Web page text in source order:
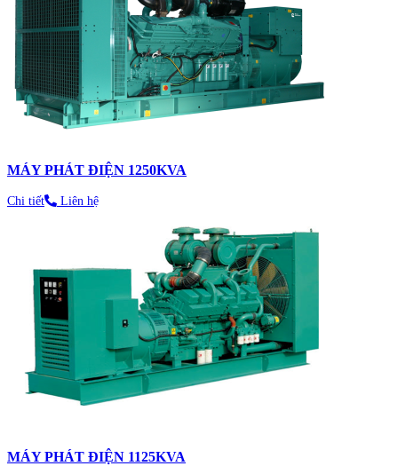
MÁY PHÁT ĐIỆN 1250KVA
Chi tiết Liên hệ
MÁY PHÁT ĐIỆN 1125KVA